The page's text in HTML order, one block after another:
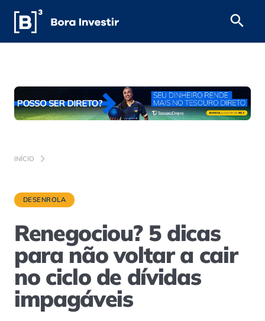
INÍCIO
DESENROLA
Renegociou? 5 dicas
para não voltar a cair
no ciclo de dívidas
impagáveis